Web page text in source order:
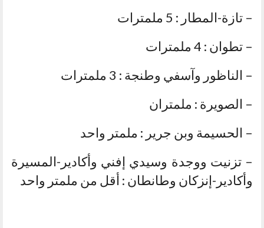
– تازة-المطار : 5 ملمترات
– تطوان : 4 ملمترات
– الناظور وآسفي وطنجة : 3 ملمترات
– الصويرة : ملمتران
– الحسيمة وبن جرير : ملمتر واحد
– تزنيت ووجدة وسيدي إفني وأكادير-المسيرة
وأكادير-إنزكان وطانطان : أقل من ملمتر واحد